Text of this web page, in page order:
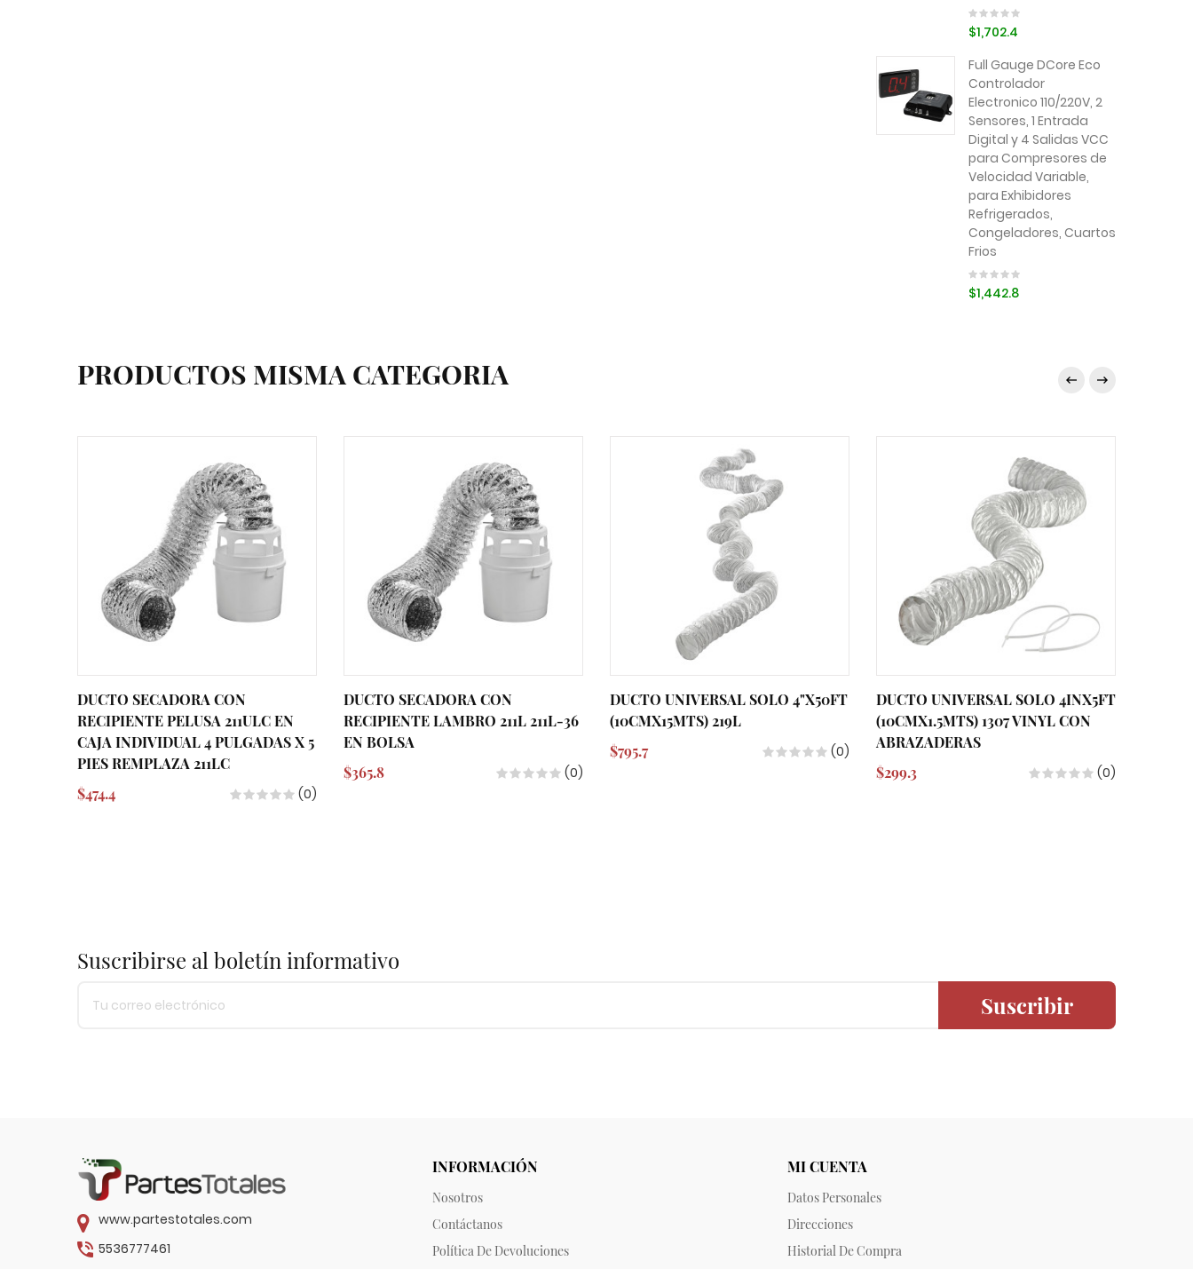
$1,702.4
Full Gauge DCore Eco
Controlador
Electronico 110/220V, 2
Sensores, 1 Entrada
Digital y 4 Salidas VCC
para Compresores de
Velocidad Variable,
para Exhibidores
Refrigerados,
Congeladores, Cuartos
Frios
$1,442.8
PRODUCTOS MISMA CATEGORIA
DUCTO SECADORA CON
RECIPIENTE PELUSA 211ULC EN
CAJA INDIVIDUAL 4 PULGADAS X 5
PIES REMPLAZA 211LC
$474.4
(0)
DUCTO SECADORA CON
RECIPIENTE LAMBRO 211L 211L-36
EN BOLSA
$365.8
(0)
DUCTO UNIVERSAL SOLO 4"X50FT
(10CMX15MTS) 219L
$795.7
(0)
DUCTO UNIVERSAL SOLO 4INX5FT
(10CMX1.5MTS) 1307 VINYL CON
ABRAZADERAS
$299.3
(0)
Suscribirse al boletín informativo
Suscribir
www.partestotales.com
5536777461
INFORMACIÓN
Nosotros
Contáctanos
Política De Devoluciones
MI CUENTA
Datos Personales
Direcciones
Historial De Compra